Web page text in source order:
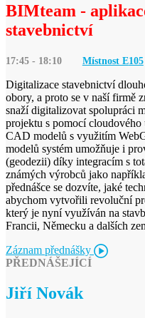
BIMteam -
stavebnictví
17:45 - 18:10 Místnost E105
Digitalizace stavebnictví
obory, a proto se v naší firmě
snaží digitalizovat spolupráci
projektu s pomocí cloudového
CAD modelů s využitím
modelů systém umožňuje i
(geodezii) díky integracím s
známých výrobců jako
přednášce se dozvíte, jaké
abychom vytvořili revoluční
který je nyní využíván na
Francii, Německu a dalších
Záznam přednášky
PŘEDNÁŠEJÍCÍ
Jiří Novák